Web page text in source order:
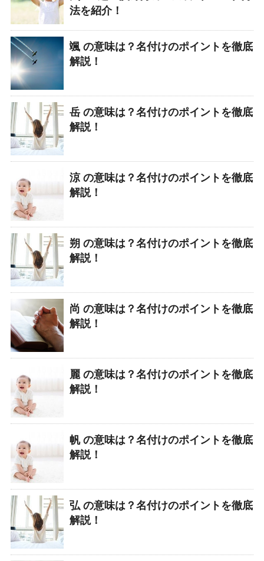
法を紹介！
颯 の意味は？名付けのポイントを徹底
解説！
岳 の意味は？名付けのポイントを徹底
解説！
涼 の意味は？名付けのポイントを徹底
解説！
朔 の意味は？名付けのポイントを徹底
解説！
尚 の意味は？名付けのポイントを徹底
解説！
麗 の意味は？名付けのポイントを徹底
解説！
帆 の意味は？名付けのポイントを徹底
解説！
弘 の意味は？名付けのポイントを徹底
解説！